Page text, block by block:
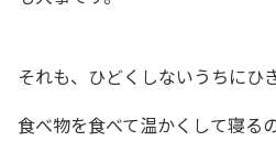
それも、ひどくしないうちにひ
食べ物を食べて温かくして寝る